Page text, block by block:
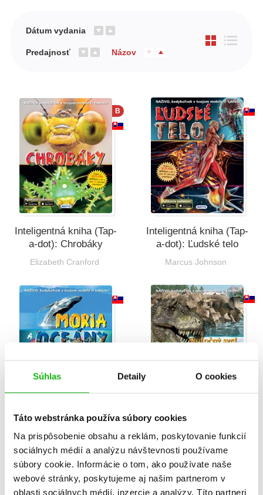
Súhlas Detaily O cookies
Táto webstránka používa súbory cookies
Na prispôsobenie obsahu a reklám, poskytovanie funkcií
sociálnych médií a analýzu návštevnosti používame
súbory cookie. Informácie o tom, ako používate naše
webové stránky, poskytujeme aj našim partnerom v
oblasti sociálnych médií, inzercie a analýzy. Títo partneri
Dátum vydania
Predajnosť Názov
B
Inteligentná kniha (Tap-
a-dot): Chrobáky
Elizabeth Cranford
Inteligentná kniha (Tap-
a-dot): Ľudské telo
Marcus Johnson
Inteligentná kniha (Tap-
a-dot): Moria a oceány
Elizabeth Cranford
Inteligentná kniha (Tap-
a-dot): Skutočný svet
dinosaurov
Marcus Johnson